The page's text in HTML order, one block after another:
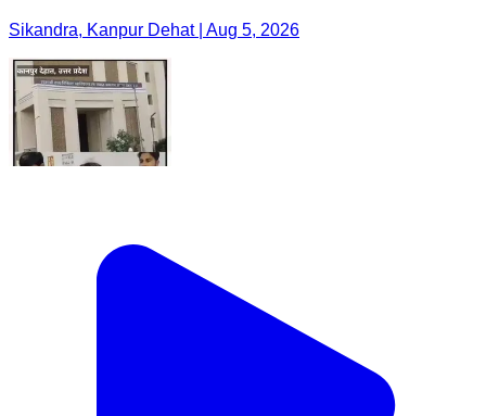
Sikandra, Kanpur Dehat | Aug 5, 2026